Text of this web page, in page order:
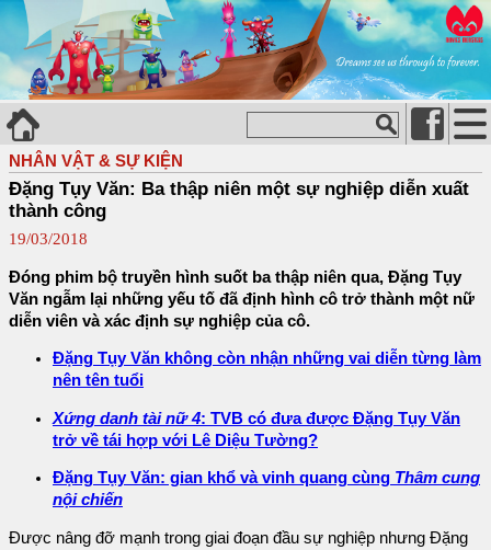
NHÂN VẬT & SỰ KIỆN
Đặng Tụy Văn: Ba thập niên một sự nghiệp diễn xuất
thành công
19/03/2018
Đóng phim bộ truyền hình suốt ba thập niên qua, Đặng Tụy
Văn ngẫm lại những yếu tố đã định hình cô trở thành một nữ
diễn viên và xác định sự nghiệp của cô.
Đặng Tụy Văn không còn nhận những vai diễn từng làm
nên tên tuổi
Xứng danh tài nữ 4: TVB có đưa được Đặng Tụy Văn
trở về tái hợp với Lê Diệu Tường?
Đặng Tụy Văn: gian khổ và vinh quang cùng Thâm cung
nội chiến
Được nâng đỡ mạnh trong giai đoạn đầu sự nghiệp nhưng Đặng